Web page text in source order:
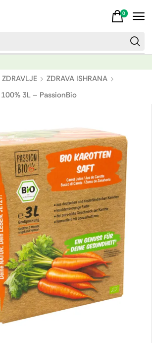
0
ZDRAVA ISHRANA
3L – PassionBio